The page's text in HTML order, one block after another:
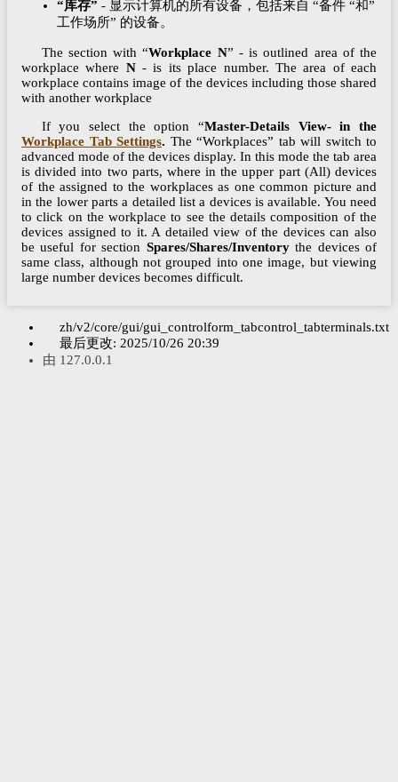
“库存” - 显示计算机的所有设备，包括来自 “备件 “和”
工作场所” 的设备。
The section with “Workplace N” - is outlined area of the
workplace where N- is its place number. The area of each
workplace contains image of the devices including those shared
with another workplace
If you select the option “Master-Details View- in the
Workplace Tab Settings. The “Workplaces” tab will switch to
advanced mode of the devices display. In this mode the tab area
is divided into two parts, where in the upper part (All) devices
of the assigned to the workplaces as one common picture and
in the lower parts a detailed list a devices is available. You need
to click on the workplace to see the details composition of the
devices assigned to it. A detailed view of the devices can also
be useful for section Spares/Shares/Inventorythe devices of
same class, although not grouped into one image, but viewing
large number devices becomes difficult.
zh/v2/core/gui/gui_controlform_tabcontrol_tabterminals.txt
最后更改: 2025/10/26 20:39
由 127.0.0.1